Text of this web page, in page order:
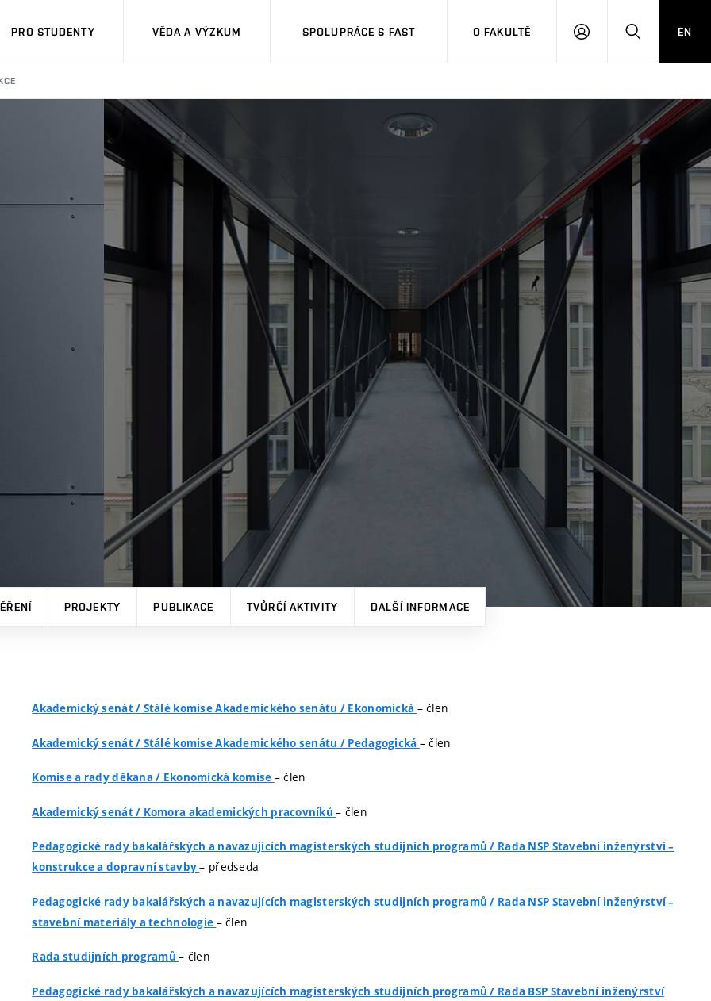
PRO STUDENTY VĚDA A VÝZKUM SPOLUPRÁCE S FAST O FAKULTĚ
PŘIHLÁSITHLEDAT
EN
PROJEKTY PUBLIKACE TVŮRČÍ AKTIVITY DALŠÍ INFORMACE
Akademický senát/ Stálé komise Akademického senátu / Ekonomická – člen
Akademický senát/ Stálé komise Akademického senátu / Pedagogická – člen
Komise a rady děkana/ Ekonomická komise – člen
Akademický senát/ Komora akademických pracovníků– člen
Pedagogické rady bakalářských a navazujících magisterských studijních programů/ Rada NSP Stavební inženýrství –
konstrukce a dopravní stavby– předseda
Pedagogické rady bakalářských a navazujících magisterských studijních programů/ Rada NSP Stavební inženýrství –
stavební materiály a technologie – člen
Rada studijních programů– člen
Pedagogické rady bakalářských a navazujících magisterských studijních programů/ Rada BSP Stavební inženýrství